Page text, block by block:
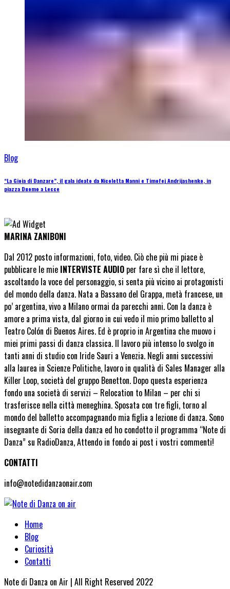
Blog
“La Gioia di Danzare”, il gala ideato da Nicoletta Manni e Timofej Andrijashenko, in
piazza Duomo a Lecce
MARINA ZANIBONI
Dal 2012 posto informazioni, foto, video. Ciò che più mi piace è
pubblicare le mie INTERVISTE AUDIO per fare sì che il lettore,
ascoltando la voce del personaggio, si senta più vicino ai protagonisti
del mondo della danza. Nata a Bassano del Grappa, metà francese, un
po’ argentina, vivo a Milano ormai da parecchi anni. Con la danza è
amore a prima vista, dal giorno in cui vedo il mio primo balletto al
Teatro Colón di Buenos Aires. Ed è proprio in Argentina che muovo i
miei primi passi di danza classica. Il lavoro più intenso lo svolgo in
tanti anni di studio con Iride Sauri a Venezia. Negli anni successivi
alla laurea in Scienze Politiche, lavoro in qualità di Sales Manager alla
Killer Loop, società del gruppo Benetton. Dopo questa esperienza
fondo una società di servizi – Relocation to Milan – per chi si
trasferisce nella città meneghina. Sposata con tre figli, torno al
mondo del balletto accompagnando mia figlia a lezione di danza. Sono
insegnante di Soria della danza ed ho condotto il programma “Note di
Danza” su RadioDanza, Attendo in fondo ai post i vostri commenti!
CONTATTI
info@notedidanzaonair.com
Home
Blog
Curiosità
Contatti
Note di Danza on Air | All Right Reserved 2022